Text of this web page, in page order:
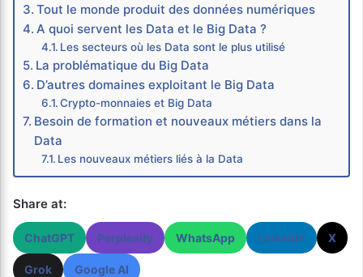
Tout le monde produit des données numériques
A quoi servent les Data et le Big Data ?
Les secteurs où les Data sont le plus utilisé
La problématique du Big Data
D’autres domaines exploitant le Big Data
Crypto-monnaies et Big Data
Besoin de formation et nouveaux métiers dans la
Data
Les nouveaux métiers liés à la Data
Share at:
ChatGPT Perplexity WhatsApp LinkedIn X
Grok Google AI